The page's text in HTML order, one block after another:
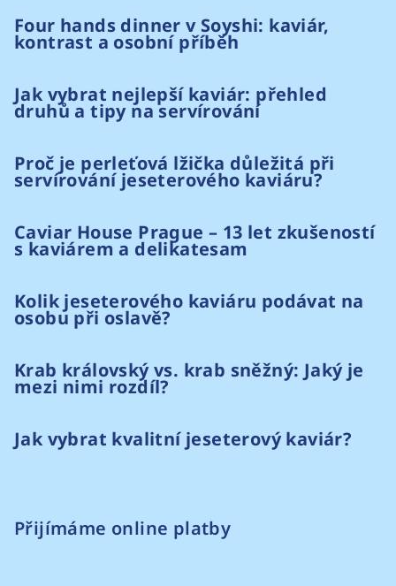
Four hands dinner v Soyshi: kaviár,
kontrast a osobní příběh
Jak vybrat nejlepší kaviár: přehled
druhů a tipy na servírování
Proč je perleťová lžička důležitá při
servírování jeseterového kaviáru?
Caviar House Prague – 13 let zkušeností
s kaviárem a delikatesam
Kolik jeseterového kaviáru podávat na
osobu při oslavě?
Krab královský vs. krab sněžný: Jaký je
mezi nimi rozdíl?
Jak vybrat kvalitní jeseterový kaviár?
Přijímáme online platby